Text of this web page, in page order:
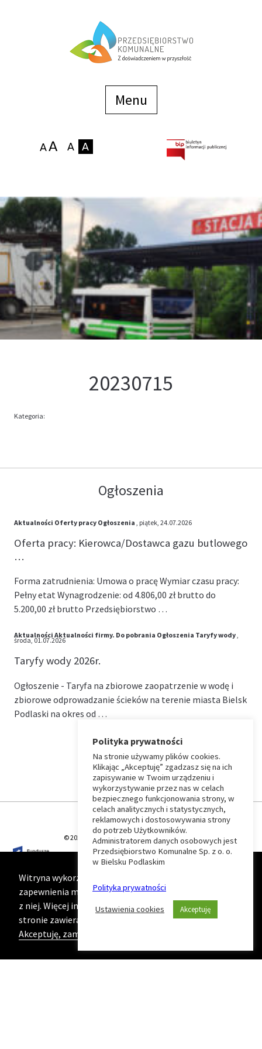
Menu
Zakłady
Podaj stan wodomierza
Kontakt
Oferta
20230715
Kategoria:
Ogłoszenia
Aktualności Oferty pracy Ogłoszenia , piątek, 24.07.2026
Oferta pracy: Kierowca/Dostawca gazu butlowego
…
Forma zatrudnienia: Umowa o pracę Wymiar czasu pracy:
Pełny etat Wynagrodzenie: od 4.806,00 zł brutto do
5.200,00 zł brutto Przedsiębiorstwo …
Aktualności Aktualności firmy. Do pobrania Ogłoszenia Taryfy wody,
środa, 01.07.2026
Taryfy wody 2026r.
Ogłoszenie - Taryfa na zbiorowe zaopatrzenie w wodę i
zbiorowe odprowadzanie ścieków na terenie miasta Bielsk
Podlaski na okres od …
⏶
Wróć
do
początku
strony
© 2026 T-Matic Grupa Computer Plus Sp. z o.o.
Witryna wykorzystuje ciasteczka (cookies) w celu
zapewnienia maksymalnej wygody podczas korzystania
z niej. Więcej informacji na ten temat znajduje się na
stronie zawierającej naszą
Politykę prywatności
Akceptuję, zamknij komunikat
Polityka prywatności
Na stronie używamy plików cookies.
Klikając „Akceptuję” zgadzasz się na ich
zapisywanie w Twoim urządzeniu i
wykorzystywanie przez nas w celach
bezpiecznego funkcjonowania strony, w
celach analitycznych i statystycznych,
reklamowych i dostosowywania strony
do potrzeb Użytkowników.
Administratorem danych osobowych jest
Przedsiębiorstwo Komunalne Sp. z o. o.
w Bielsku Podlaskim
Polityka prywatności
Ustawienia cookies Akceptuję